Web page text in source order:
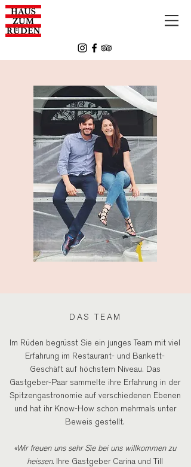
DAS TEAM
Im Rüden begrüsst Sie ein junges Team mit viel
Erfahrung im Restaurant- und Bankett-
Geschäft auf höchstem Niveau. Das
Gastgeber-Paar sammelte ihre Erfahrung in der
Spitzengastronomie auf verschiedenen Ebenen
und hat ihr Know-How schon mehrmals unter
Beweis gestellt.
«Wir freuen uns sehr Sie bei uns willkommen zu
heissen. Ihre Gastgeber Carina und Till